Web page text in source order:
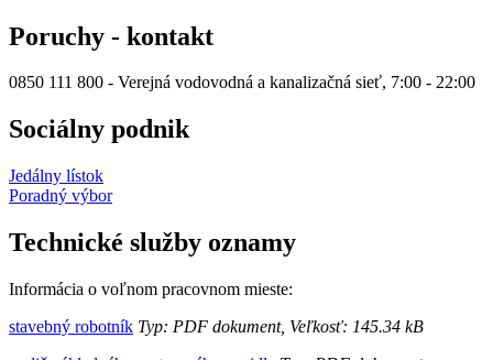
Poruchy - kontakt
0850 111 800 - Verejná vodovodná a kanalizačná sieť, 7:00 - 22:00
Sociálny podnik
Jedálny lístok
Poradný výbor
Technické služby oznamy
Informácia o voľnom pracovnom mieste:
stavebný robotník Typ: PDF dokument, Veľkosť: 145.34 kB